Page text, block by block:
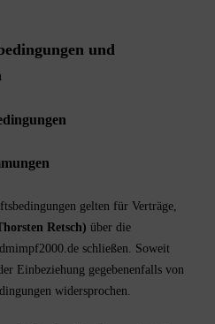
und
gelten für Verträge,
Retsch) über die
schließen. Soweit
Einbeziehung gegebenenfalls von
widersprochen.